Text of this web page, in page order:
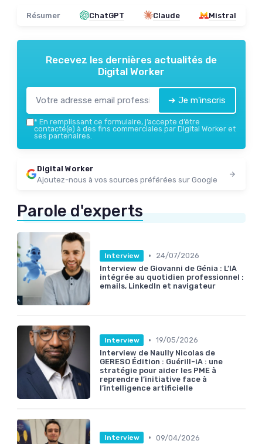
Résumer ChatGPT Claude Mistral
Recevez les dernières actualités de
Digital Worker
➔ Je m'inscris
* En remplissant ce formulaire, j’accepte d’être
contacté(e) à des fins commerciales par Digital Worker et
ses partenaires.
Digital Worker
Ajoutez-nous à vos sources préférées sur Google
Parole d'experts
Interview •
24/07/2026
Interview de Giovanni de Génia : L’IA
intégrée au quotidien professionnel :
emails, LinkedIn et navigateur
Interview • 19/05/2026
Interview de Naully Nicolas de
GERESO Édition : Guérill-iA : une
stratégie pour aider les PME à
reprendre l’initiative face à
l’intelligence artificielle
Interview • 09/04/2026